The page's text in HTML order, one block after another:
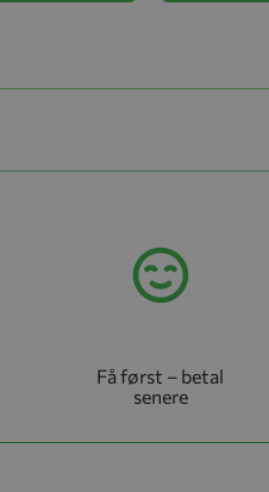
Få først – betal
senere